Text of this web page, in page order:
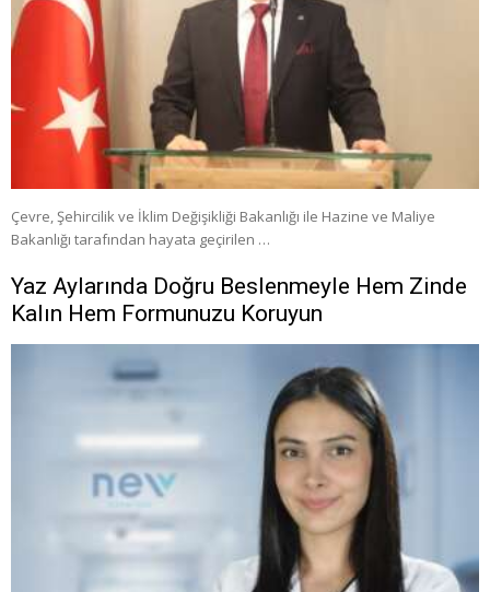
Çevre, Şehircilik ve İklim Değişikliği Bakanlığı ile Hazine ve Maliye
Bakanlığı tarafından hayata geçirilen …
Yaz Aylarında Doğru Beslenmeyle Hem Zinde
Kalın Hem Formunuzu Koruyun